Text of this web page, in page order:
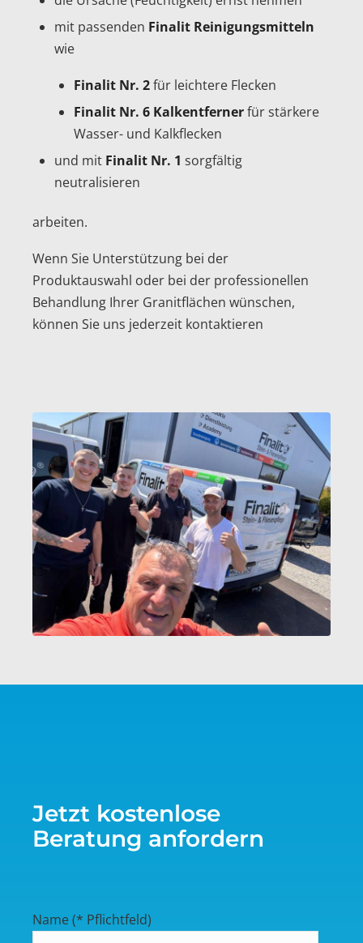
mit passenden Finalit Reinigungsmitteln
wie
Finalit Nr. 2für leichtere Flecken
Finalit Nr. 6 Kalkentfernerfür stärkere
Wasser- und Kalkflecken
und mit Finalit Nr. 1 sorgfältig
neutralisieren
arbeiten.
Wenn Sie Unterstützung bei der
Produktauswahl oder bei der professionellen
Behandlung Ihrer Granitflächen wünschen,
können Sie uns jederzeit kontaktieren
Jetzt kostenlose
Beratung anfordern
Name (* Pflichtfeld)